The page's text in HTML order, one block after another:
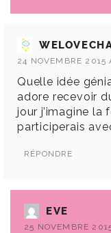
24 NOVEMBRE 2015
Quelle idée
adore recevoir
jour j’imagine la
participerais
RÉPONDRE
EVE
25 NOVEMBRE